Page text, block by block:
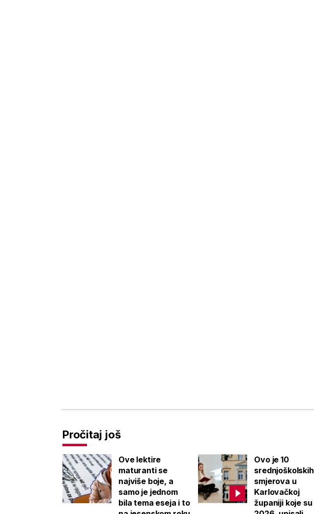
Pročitaj još
Ove lektire
maturanti se
najviše boje, a
samo je jednom
bila tema eseja i to
Ovo je 10
srednjoškolskih
smjerova u
Karlovačkoj
županiji koje su